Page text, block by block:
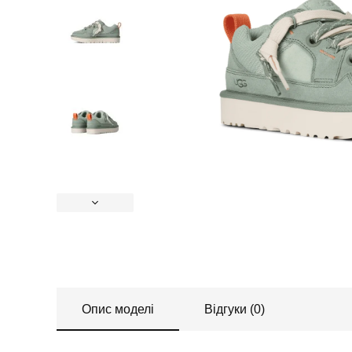
Опис моделі Відгуки (0)